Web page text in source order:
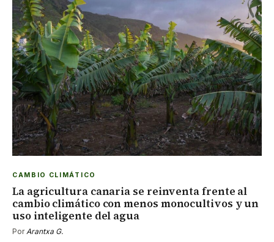
CAMBIO CLIMÁTICO
La agricultura canaria se reinventa frente al
cambio climático con menos monocultivos y un
uso inteligente del agua
PorArantxa G.